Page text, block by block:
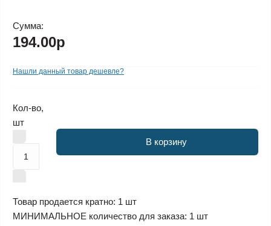
Сумма:
194.00р
Нашли данный товар дешевле?
Кол-во,
шт
В корзину
Товар продается кратно: 1 шт
МИНИМАЛЬНОЕ количество для заказа: 1 шт